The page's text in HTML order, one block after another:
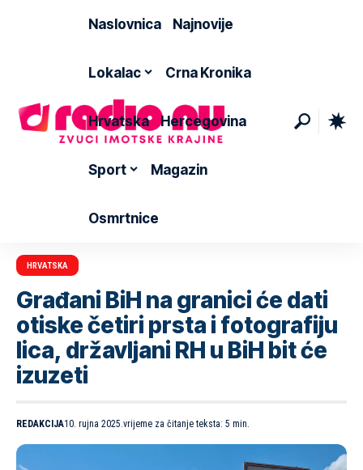
Naslovnica Najnovije
Lokalac Crna Kronika
Hrvatska Hercegovina
Sport Magazin
Osmrtnice
HRVATSKA
Građani BiH na granici će dati
otiske četiri prsta i fotografiju
lica, državljani RH u BiH bit će
izuzeti
REDAKCIJA10. rujna 2025.vrijeme za čitanje teksta: 5 min.